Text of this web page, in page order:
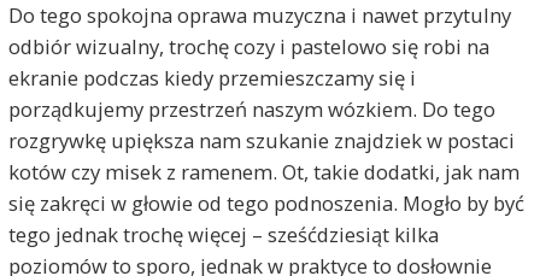
Do tego spokojna oprawa muzyczna i nawet przytulny
odbiór wizualny, trochę cozy i pastelowo się robi na
ekranie podczas kiedy przemieszczamy się i
porządkujemy przestrzeń naszym wózkiem. Do tego
rozgrywkę upiększa nam szukanie znajdziek w postaci
kotów czy misek z ramenem. Ot, takie dodatki, jak nam
się zakręci w głowie od tego podnoszenia. Mogło by być
tego jednak trochę więcej – sześćdziesiąt kilka
poziomów to sporo, jednak w praktyce to dosłownie